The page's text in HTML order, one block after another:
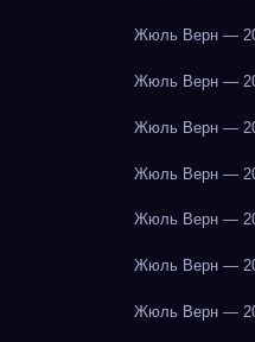
Жюль Верн —
Жюль Верн —
Жюль Верн —
Жюль Верн —
Жюль Верн —
Жюль Верн —
Жюль Верн —